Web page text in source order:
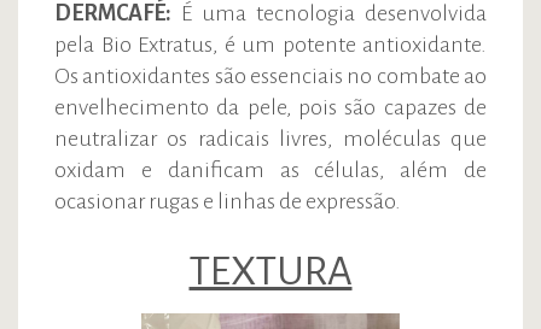
DERMCAFÉ: É uma tecnologia desenvolvida
pela Bio Extratus, é um potente antioxidante.
Os antioxidantes são essenciais no combate ao
envelhecimento da pele, pois são capazes de
neutralizar os radicais livres, moléculas que
oxidam e danificam as células, além de
ocasionar rugas e linhas de expressão.
TEXTURA